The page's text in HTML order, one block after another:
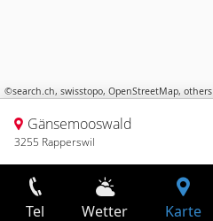
©search.ch, swisstopo, OpenStreetMap, others
Gänsemooswald
3255 Rapperswil
Tel Wetter Karte